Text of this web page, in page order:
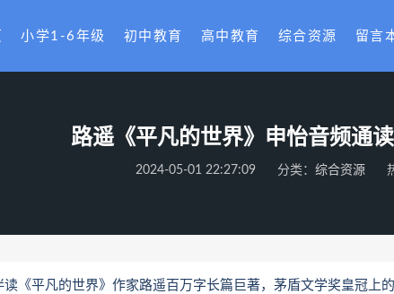
小学1-6年级 初中教育 高中教育 综合资源 留言
路遥《平凡的世界》申怡音频通
2024-05-01 22:27:09 分类： 综合资源
平凡的世界》作家路遥百万字长篇巨著，茅盾文学奖皇冠上